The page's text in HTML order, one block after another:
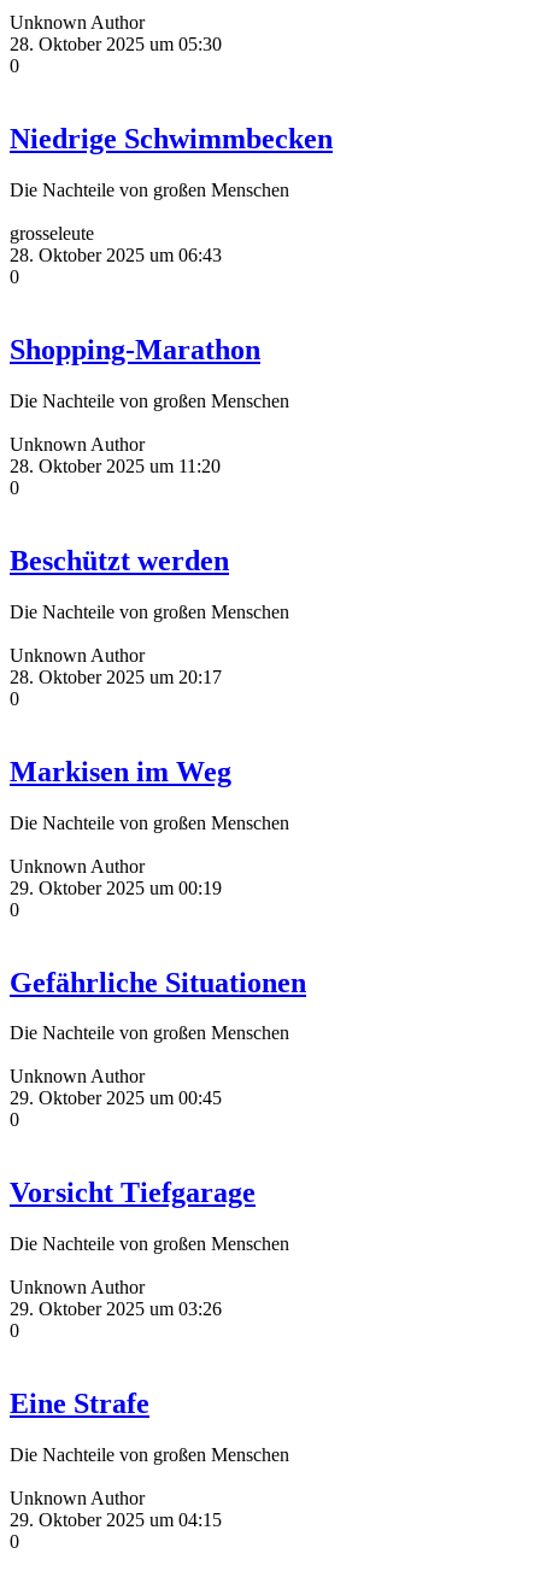
Unknown Author
28. Oktober 2025 um 05:30
0
Niedrige Schwimmbecken
Die Nachteile von großen Menschen
grosseleute
28. Oktober 2025 um 06:43
0
Shopping-Marathon
Die Nachteile von großen Menschen
Unknown Author
28. Oktober 2025 um 11:20
0
Beschützt werden
Die Nachteile von großen Menschen
Unknown Author
28. Oktober 2025 um 20:17
0
Markisen im Weg
Die Nachteile von großen Menschen
Unknown Author
29. Oktober 2025 um 00:19
0
Gefährliche Situationen
Die Nachteile von großen Menschen
Unknown Author
29. Oktober 2025 um 00:45
0
Vorsicht Tiefgarage
Die Nachteile von großen Menschen
Unknown Author
29. Oktober 2025 um 03:26
0
Eine Strafe
Die Nachteile von großen Menschen
Unknown Author
29. Oktober 2025 um 04:15
0